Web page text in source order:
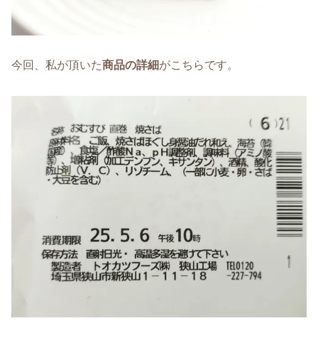
今回、私が頂いた商品の詳細がこちらです。